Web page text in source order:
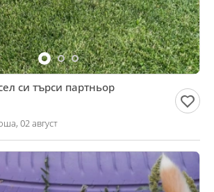
си търси партньор
02 август